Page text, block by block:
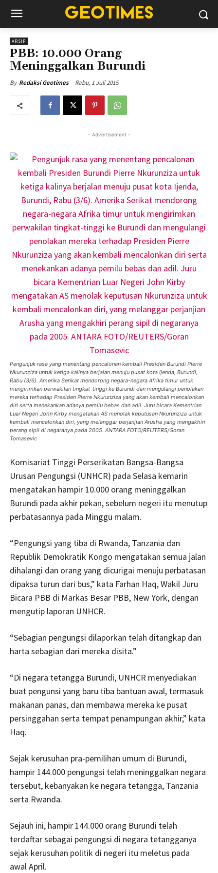
ARSIP
PBB: 10.000 Orang
Meninggalkan Burundi
By Redaksi Geotimes Rabu, 1 Juli 2015
- Advertisement -
Pengunjuk rasa yang menentang pencalonan kembali Presiden Burundi Pierre
Nkurunziza untuk ketiga kalinya berjalan menuju pusat kota Ijenda, Burundi,
Rabu (3/6). Amerika Serikat mendorong negara-negara Afrika timur untuk
mengirimkan perwakilan tingkat-tinggi ke Burundi dan mengulangi penolakan
mereka terhadap Presiden Pierre Nkurunziza yang akan kembali mencalonkan
diri serta menekankan adanya pemilu bebas dan adil. Juru bicara Kementrian
Luar Negeri John Kirby mengatakan AS menolak keputusan Nkurunziza untuk
kembali mencalonkan diri, yang melanggar perjanjian Arusha yang mengakhiri
perang sipil di negaranya pada 2005. ANTARA FOTO/REUTERS/Goran
Tomasevic
Komisariat Tinggi Perserikatan Bangsa-Bangsa
Urusan Pengungsi (UNHCR) pada Selasa kemarin
mengatakan hampir 10.000 orang meninggalkan
Burundi pada akhir pekan, sebelum negeri itu menutup
perbatasannya pada Minggu malam.
“Pengungsi yang tiba di Rwanda, Tanzania dan
Republik Demokratik Kongo mengatakan semua jalan
dihalangi dan orang yang dicurigai menuju perbatasan
dipaksa turun dari bus,” kata Farhan Haq, Wakil Juru
Bicara PBB di Markas Besar PBB, New York, dengan
mengutip laporan UNHCR.
“Sebagian pengungsi dilaporkan telah ditangkap dan
harta sebagian dari mereka disita.”
“Di negara tetangga Burundi, UNHCR menyediakan
buat pengunsi yang baru tiba bantuan awal, termasuk
makanan panas, dan membawa mereka ke pusat
persinggahan serta tempat penampungan akhir,” kata
Haq.
Sejak kerusuhan pra-pemilihan umum di Burundi,
hampir 144.000 pengungsi telah meninggalkan negara
tersebut, kebanyakan ke negara tetangga, Tanzania
serta Rwanda.
Sejauh ini, hampir 144.000 orang Burundi telah
terdaftar sebagai pengungsi di negara tetangganya
sejak kerusuhan politik di negeri itu meletus pada
awal April.